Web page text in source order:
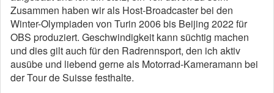
Zusammen haben wir als Host-Broadcaster bei den
Winter-Olympiaden von Turin 2006 bis Beijing 2022 für
OBS produziert. Geschwindigkeit kann süchtig machen
und dies gilt auch für den Radrennsport, den ich aktiv
ausübe und liebend gerne als Motorrad-Kameramann bei
der Tour de Suisse festhalte.